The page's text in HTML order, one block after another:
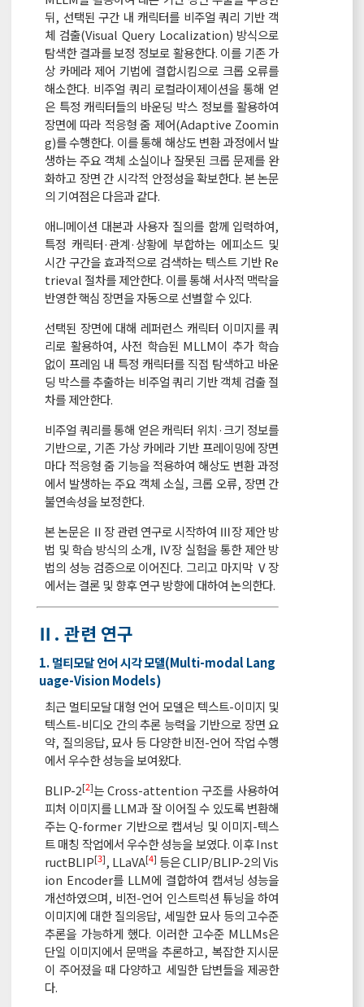
뒤, 선택된 구간 내 캐릭터를 비주얼 쿼리 기반 객
체 검출(Visual Query Localization) 방식으로
탐색한 결과를 보정 정보로 활용한다. 이를 기존 가
상 카메라 제어 기법에 결합시킴으로 크롭 오류를
해소한다. 비주얼 쿼리 로컬라이제이션을 통해 얻
은 특정 캐릭터들의 바운딩 박스 정보를 활용하여
장면에 따라 적응형 줌 제어(Adaptive Zoomin
g)를 수행한다. 이를 통해 해상도 변환 과정에서 발
생하는 주요 객체 소실이나 잘못된 크롭 문제를 완
화하고 장면 간 시각적 안정성을 확보한다. 본 논문
의 기여점은 다음과 같다.
애니메이션 대본과 사용자 질의를 함께 입력하여,
특정 캐릭터·관계·상황에 부합하는 에피소드 및
시간 구간을 효과적으로 검색하는 텍스트 기반 Re
trieval 절차를 제안한다. 이를 통해 서사적 맥락을
반영한 핵심 장면을 자동으로 선별할 수 있다.
선택된 장면에 대해 레퍼런스 캐릭터 이미지를 쿼
리로 활용하여, 사전 학습된 MLLM이 추가 학습
없이 프레임 내 특정 캐릭터를 직접 탐색하고 바운
딩 박스를 추출하는 비주얼 쿼리 기반 객체 검출 절
차를 제안한다.
비주얼 쿼리를 통해 얻은 캐릭터 위치·크기 정보를
기반으로, 기존 가상 카메라 기반 프레이밍에 장면
마다 적응형 줌 기능을 적용하여 해상도 변환 과정
에서 발생하는 주요 객체 소실, 크롭 오류, 장면 간
불연속성을 보정한다.
본 논문은 Ⅱ장 관련 연구로 시작하여 Ⅲ장 제안 방
법 및 학습 방식의 소개, Ⅳ장 실험을 통한 제안 방
법의 성능 검증으로 이어진다. 그리고 마지막 Ⅴ장
에서는 결론 및 향후 연구 방향에 대하여 논의한다.
Ⅱ. 관련 연구
1. 멀티모달 언어 시각 모델(Multi-modal Lang
uage-Vision Models)
최근 멀티모달 대형 언어 모델은 텍스트-이미지 및
텍스트-비디오 간의 추론 능력을 기반으로 장면 요
약, 질의응답, 묘사 등 다양한 비전-언어 작업 수행
에서 우수한 성능을 보여왔다.
BLIP-2[2]는 Cross-attention 구조를 사용하여
피처 이미지를 LLM과 잘 이어질 수 있도록 변환해
주는 Q-former 기반으로 캡셔닝 및 이미지-텍스
트 매칭 작업에서 우수한 성능을 보였다. 이후 Inst
ructBLIP[3], LLaVA[4] 등은 CLIP/BLIP-2의 Vis
ion Encoder를 LLM에 결합하여 캡셔닝 성능을
개선하였으며, 비전-언어 인스트럭션 튜닝을 하여
이미지에 대한 질의응답, 세밀한 묘사 등의 고수준
추론을 가능하게 했다. 이러한 고수준 MLLMs은
단일 이미지에서 문맥을 추론하고, 복잡한 지시문
이 주어졌을 때 다양하고 세밀한 답변들을 제공한
다.